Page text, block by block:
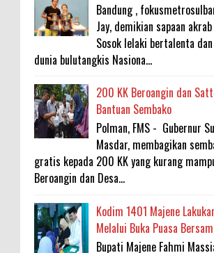
Bandung ,
Jay, demikian sapaan
Sosok lelaki bertalenta
dunia bulutangkis Nasiona...
200 KK Beroangin dan
Bantuan Sembako
Polman, FMS - Gubernur
Masdar, membagikan
gratis kepada 200 KK yang kurang
Beroangin dan Desa...
Kodim 1401 Majene
Melalui Buka Puasa
Bupati Majene Fahmi